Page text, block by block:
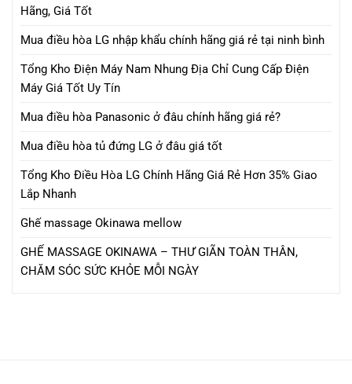
Hãng, Giá Tốt
Mua điều hòa LG nhập khẩu chính hãng giá rẻ tại ninh bình
Tổng Kho Điện Máy Nam Nhung Địa Chỉ Cung Cấp Điện
Máy Giá Tốt Uy Tín
Mua điều hòa Panasonic ở đâu chính hãng giá rẻ?
Mua điều hòa tủ đứng LG ở đâu giá tốt
Tổng Kho Điều Hòa LG Chính Hãng Giá Rẻ Hơn 35% Giao
Lắp Nhanh
Ghế massage Okinawa mellow
GHẾ MASSAGE OKINAWA – THƯ GIÃN TOÀN THÂN,
CHĂM SÓC SỨC KHỎE MỖI NGÀY